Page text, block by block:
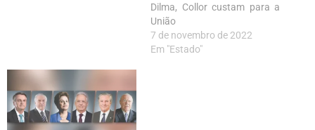
Dilma, Collor custam para a
União
7 de novembro de 2022
Em "Estado"